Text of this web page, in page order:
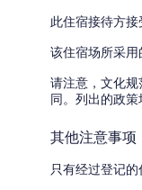
此住宿接待方
该住宿场所采用
请注意，文化
同。列出的政策
其他注意事项
只有经过登记的